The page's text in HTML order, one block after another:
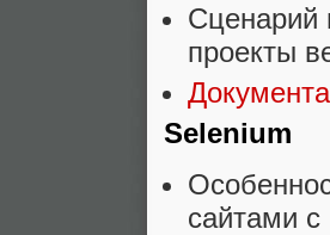
Сценарий
проекты
Selenium
сайтами